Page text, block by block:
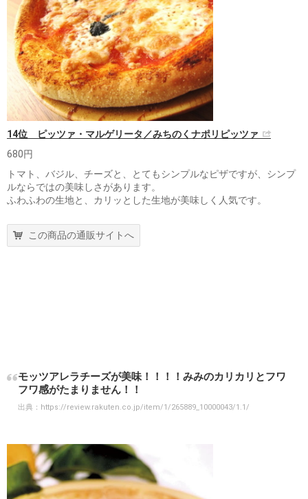
14位 ピッツァ・マルゲリータ／みちのくナポリピッツァ
680円
トマト、バジル、チーズと、とてもシンプルなピザですが、シンプ
ルならではの美味しさがあります。
ふわふわの生地と、カリッとした生地が美味しく人気です。
この商品の通販サイトへ
モッツアレラチーズが美味！！！！みみのカリカリとフワ
フワ感がたまりません！！
出典： https://review.rakuten.co.jp/item/1/265889_10000043/1.1/